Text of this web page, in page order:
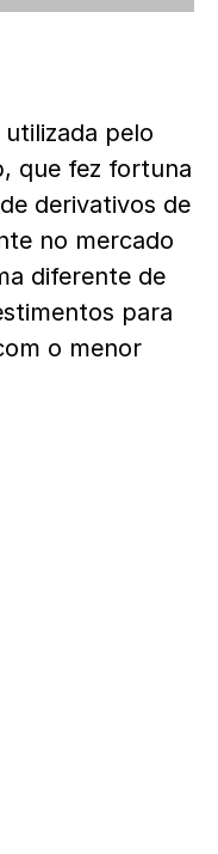
pelo
que fez fortuna
derivativos de
no mercado
diferente de
para
o menor